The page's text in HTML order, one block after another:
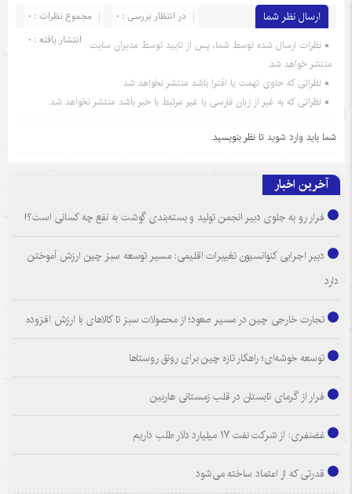
ارسال نظر شما مجموع نظرات : 0
در انتظار بررسی : 0
انتشار یافته : 0 نظرات ارسال شده توسط شما، پس از تایید توسط مدیران سایت
منتشر خواهد شد.
نظراتی که حاوی تهمت یا افترا باشد منتشر نخواهد شد.
نظراتی که به غیر از زبان فارسی یا غیر مرتبط با خبر باشد منتشر نخواهد شد.
شما باید وارد شوید تا نظر بنویسید.
آخرین اخبار
فرار رو به جلوی دبیر انجمن تولید و بسته‌بندی گوشت به نفع چه کسانی است؟!
دبیر اجرایی کنوانسیون تغییرات اقلیمی: مسیر توسعه سبز چین ارزش آموختن
دارد
تجارت خارجی چین در مسیر صعود؛ از محصولات سبز تا کالاهای با ارزش افزوده
توسعه خوشه‌ای؛ راهکار تازه چین برای رونق روستاها
فرار از گرمای تابستان در قلب زمستانی هاربین
غضنفری: از شرکت نفت ۱۷ میلیارد دلار طلب داریم
قدرتی که از اعتماد ساخته می‌شود